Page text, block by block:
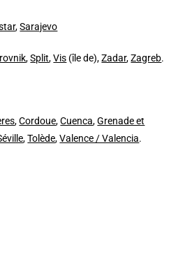
,Sarajevo
,Split,Vis (île de),Zadar,Zagreb.
,Cordoue,Cuenca,Grenade et
,Tolède,Valence / Valencia.